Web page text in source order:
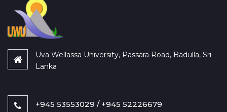
Uva Wellassa University, Passara Road, Badulla, Sri
Lanka
+945 53553029 / +945 52226679